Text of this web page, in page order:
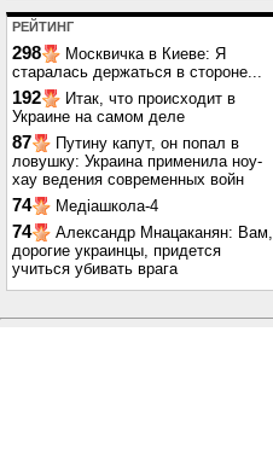
РЕЙТИНГ
298
Москвичка в Киеве: Я
старалась держаться в стороне...
192
Итак, что происходит в
Украине на самом деле
87
Путину капут, он попал в
ловушку: Украина применила ноу-
хау ведения современных войн
74 Медіашкола-4
74
Александр Мнацаканян: Вам,
дорогие украинцы, придется
учиться убивать врага